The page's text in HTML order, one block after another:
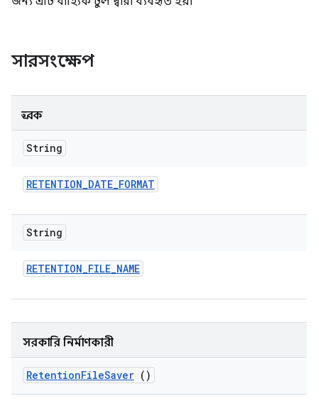
সারসংক্ষেপ
ধ্রুবক
String
RETENTION_DATE_FORMAT
String
RETENTION_FILE_NAME
সরকারি নির্মাণকারী
RetentionFileSaver ()